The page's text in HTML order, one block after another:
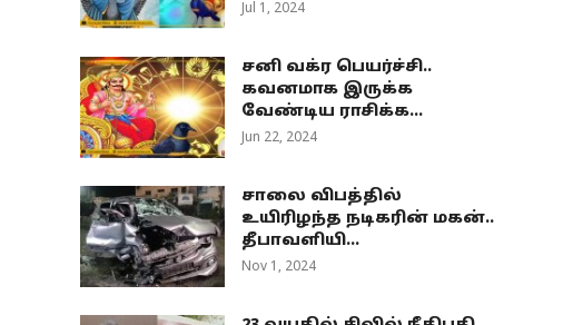
Jul 1, 2024
சனி வக்ர பெயர்ச்சி..
கவனமாக இருக்க
வேண்டிய ராசிக்க...
Jun 22, 2024
சாலை விபத்தில்
உயிரிழந்த நடிகரின் மகன்..
தீபாவளியி...
Nov 1, 2024